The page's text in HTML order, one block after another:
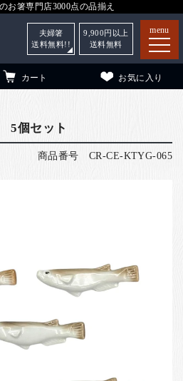
お箸専門店3000点の品揃え
menu
カート お気に入り
夫婦箸
送料無料!!
9,900 円以上
送料無料
個セット
商品番号 CR-CE-KTYG-065